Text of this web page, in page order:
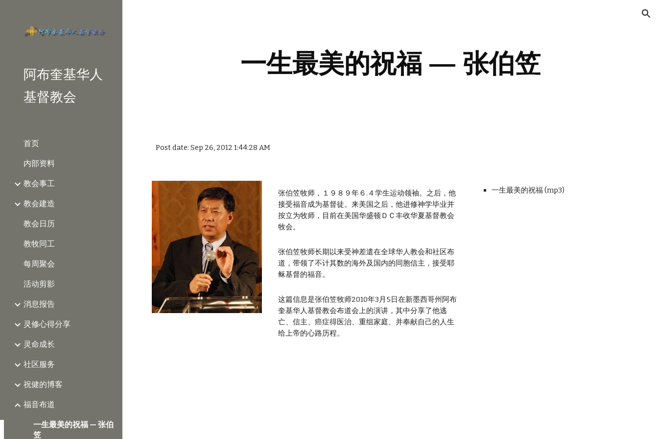
阿布奎基华人
基督教会
首页
内部资料
教会事工
教会建造
教会日历
教牧同工
每周聚会
活动剪影
消息报告
灵修心得分享
灵命成长
社区服务
祝健的博客
福音布道
一生最美的祝福 — 张伯
笠
一生最美的祝福 — 张伯笠
Post date: Sep 26, 2012 1:44:28 AM
张伯笠牧师，１９８９年６.４学生运动领袖。之后，他
接受福音成为基督徒。来美国之后，他进修神学毕业并
按立为牧师，目前在美国华盛顿ＤＣ丰收华夏基督教会
牧会。
张伯笠牧师长期以来受神差遣在全球华人教会和社区布
道，带领了不计其数的海外及国内的同胞信主，接受耶
稣基督的福音。
这篇信息是张伯笠牧师2010年3月5日在新墨西哥州阿布
奎基华人基督教会布道会上的演讲，其中分享了他逃
亡、信主、癌症得医治、重组家庭、并奉献自己的人生
给上帝的心路历程。
一生最美的祝福 (mp3)